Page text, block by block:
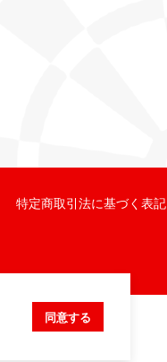
同意する
特定商取引法に基づく表記